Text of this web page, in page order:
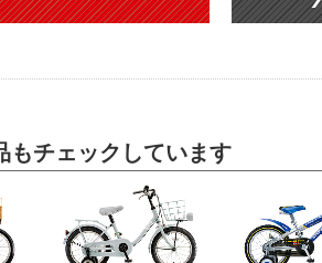
もチェックしています